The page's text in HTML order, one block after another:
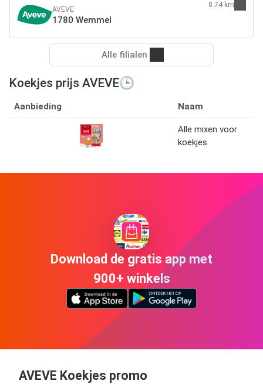
AVEVE
1780 Wemmel
8.74 km
Alle filialen
Koekjes prijs AVEVE🕒
Aanbieding Naam
Alle mixen voor
koekjes
Download de gratis app met
900+ winkels
AVEVE Koekjes promo